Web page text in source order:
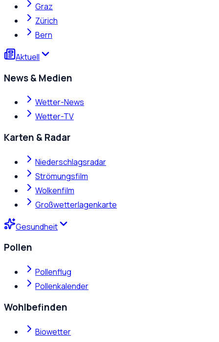
Graz
Zürich
Bern
Aktuell
News & Medien
Wetter-News
Wetter-TV
Karten & Radar
Niederschlagsradar
Strömungsfilm
Wolkenfilm
Großwetterlagenkarte
Gesundheit
Pollen
Pollenflug
Pollenkalender
Wohlbefinden
Biowetter